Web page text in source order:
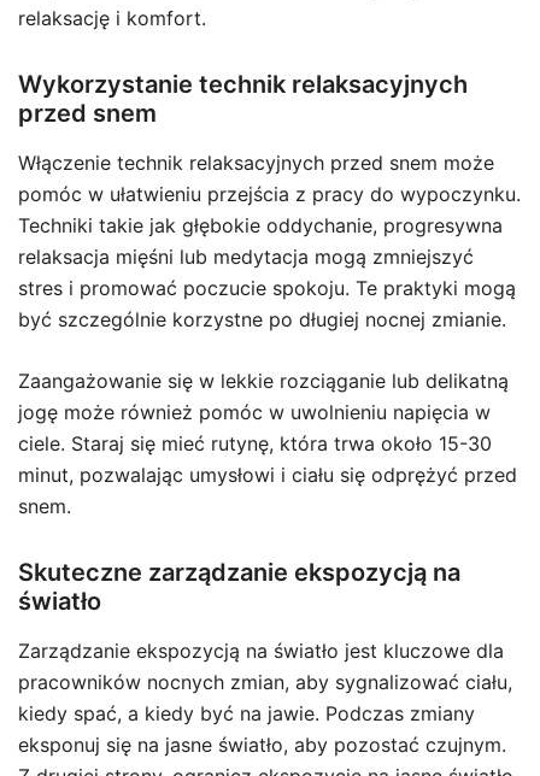
relaksację i komfort.
Wykorzystanie technik relaksacyjnych
przed snem
Włączenie technik relaksacyjnych przed snem może
pomóc w ułatwieniu przejścia z pracy do wypoczynku.
Techniki takie jak głębokie oddychanie, progresywna
relaksacja mięśni lub medytacja mogą zmniejszyć
stres i promować poczucie spokoju. Te praktyki mogą
być szczególnie korzystne po długiej nocnej zmianie.
Zaangażowanie się w lekkie rozciąganie lub delikatną
jogę może również pomóc w uwolnieniu napięcia w
ciele. Staraj się mieć rutynę, która trwa około 15-30
minut, pozwalając umysłowi i ciału się odprężyć przed
snem.
Skuteczne zarządzanie ekspozycją na
światło
Zarządzanie ekspozycją na światło jest kluczowe dla
pracowników nocnych zmian, aby sygnalizować ciału,
kiedy spać, a kiedy być na jawie. Podczas zmiany
eksponuj się na jasne światło, aby pozostać czujnym.